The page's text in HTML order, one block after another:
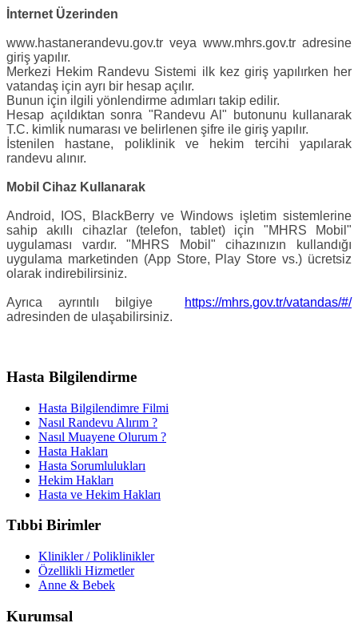
İnternet Üzerinden
www.hastanerandevu.gov.tr veya www.mhrs.gov.tr adresine
giriş yapılır.
Merkezi Hekim Randevu Sistemi ilk kez giriş yapılırken her
vatandaş için ayrı bir hesap açılır.
Bunun için ilgili yönlendirme adımları takip edilir.
Hesap açıldıktan sonra "Randevu Al" butonunu kullanarak
T.C. kimlik numarası ve belirlenen şifre ile giriş yapılır.
İstenilen hastane, poliklinik ve hekim tercihi yapılarak
randevu alınır.
Mobil Cihaz Kullanarak
Android, IOS, BlackBerry ve Windows işletim sistemlerine
sahip akıllı cihazlar (telefon, tablet) için "MHRS Mobil"
uygulaması vardır. "MHRS Mobil" cihazınızın kullandığı
uygulama marketinden (App Store, Play Store vs.) ücretsiz
olarak indirebilirsiniz.
Ayrıca ayrıntılı bilgiye
https://mhrs.gov.tr/vatandas/#/
adresinden de ulaşabilirsiniz.
Hasta Bilgilendirme
Hasta Bilgilendimre Filmi
Nasıl Randevu Alırım ?
Nasıl Muayene Olurum ?
Hasta Hakları
Hasta Sorumlulukları
Hekim Hakları
Hasta ve Hekim Hakları
Tıbbi Birimler
Klinikler / Poliklinikler
Özellikli Hizmetler
Anne & Bebek
Kurumsal